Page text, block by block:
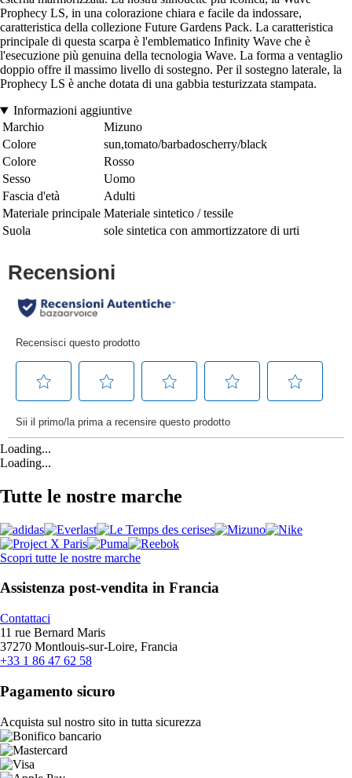
Prophecy LS, in una colorazione chiara e facile da indossare,
caratteristica della collezione Future Gardens Pack. La caratteristica
principale di questa scarpa è l'emblematico Infinity Wave che è
l'esecuzione più genuina della tecnologia Wave. La forma a ventaglio
doppio offre il massimo livello di sostegno. Per il sostegno laterale, la
Prophecy LS è anche dotata di una gabbia testurizzata stampata.
Informazioni aggiuntive
Marchio
Mizuno
Colore
sun,tomato/barbadoscherry/black
Colore
Rosso
Sesso
Uomo
Fascia d'età
Adulti
Materiale principale Materiale sintetico / tessile
Suola
sole sintetica con ammortizzatore di urti
Loading...
Loading...
Tutte le nostre marche
Scopri tutte le nostre marche
Assistenza post-vendita in Francia
Contattaci
11 rue Bernard Maris
37270 Montlouis-sur-Loire, Francia
+33 1 86 47 62 58
Pagamento sicuro
Acquista sul nostro sito in tutta sicurezza